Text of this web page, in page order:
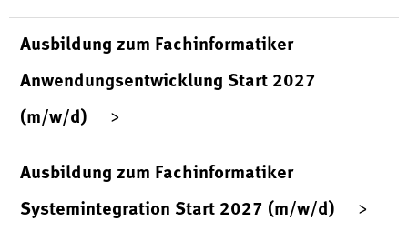
Ausbildung zum Fachinformatiker
Anwendungsentwicklung Start 2027
(m/w/d)
Ausbildung zum Fachinformatiker
Systemintegration Start 2027 (m/w/d)